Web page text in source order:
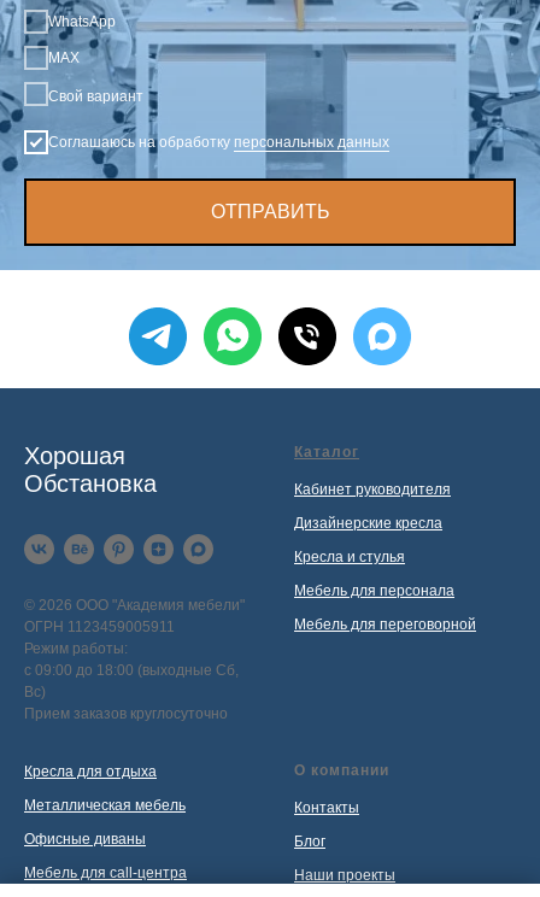
WhatsApp
MAX
Свой вариант
Соглашаюсь на обработку персональных данных
ОТПРАВИТЬ
Хорошая
Обстановка
© 2026 ООО "Академия мебели"
ОГРН 1123459005911
Режим работы:
с 09:00 до 18:00 (выходные Сб,
Вс)
Прием заказов круглосуточно
Каталог
Кабинет руководителя
Дизайнерские кресла
Кресла и стулья
Мебель для персонала
Мебель для переговорной
Кресла для отдыха
Металлическая мебель
Офисные диваны
Мебель для call-центра
О компании
Контакты
Блог
Наши проекты